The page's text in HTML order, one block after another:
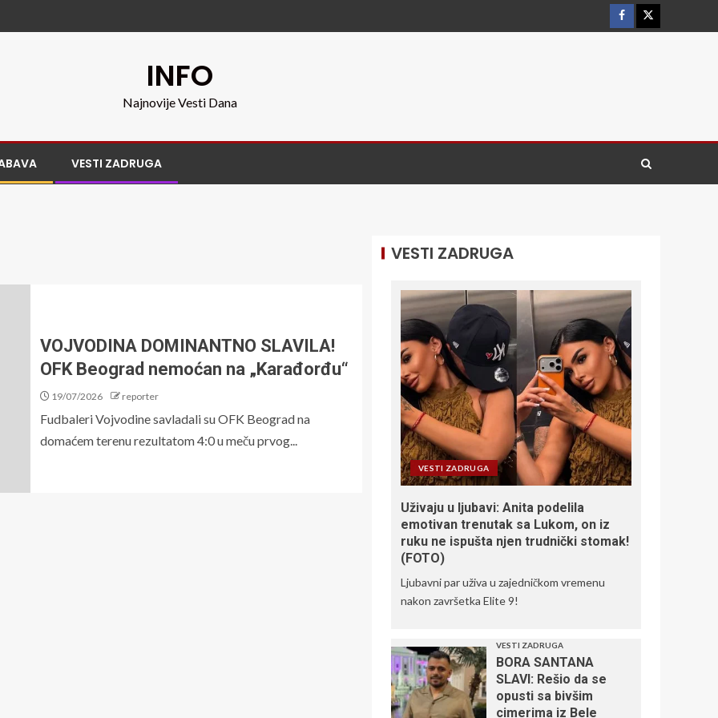
INFO
Najnovije Vesti Dana
VESTI ZADRUGA
VOJVODINA DOMINANTNO SLAVILA!
OFK Beograd nemoćan na „Karađorđu“
19/07/2026 reporter
Fudbaleri Vojvodine savladali su OFK Beograd na
domaćem terenu rezultatom 4:0 u meču prvog...
VESTI ZADRUGA
VESTI ZADRUGA
Uživaju u ljubavi: Anita podelila
emotivan trenutak sa Lukom, on iz
ruku ne ispušta njen trudnički stomak!
(FOTO)
Ljubavni par uživa u zajedničkom vremenu
nakon završetka Elite 9!
VESTI ZADRUGA
BORA SANTANA
SLAVI: Rešio da se
opusti sa bivšim
cimerima iz Bele